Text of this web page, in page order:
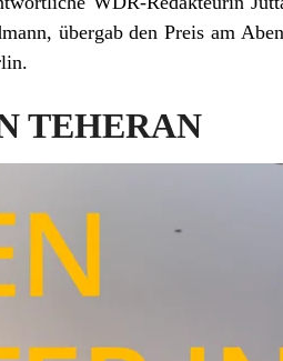
übergab den Preis am
TEHERAN